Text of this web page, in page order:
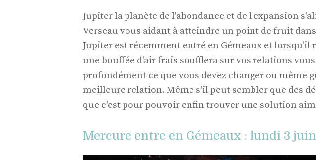
Jupiter la planète de l'abondance et de l'expansion
Verseau vous aidant à atteindre un point de fruit
Jupiter est récemment entré en Gémeaux et lorsqu'il
une bouffée d'air frais soufflera sur vos relations
profondément ce que vous devez changer ou même
meilleure relation. Même s'il peut sembler que des
que c'est pour pouvoir enfin trouver une solution
Mercure entre en Gémeaux : lundi 3 juin